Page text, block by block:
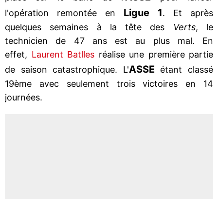
l'opération remontée en Ligue 1. Et après
quelques semaines à la tête des
Verts, le
technicien de 47 ans est au plus mal. En
effet, Laurent Batlles réalise une première partie
de saison catastrophique. L'ASSE étant classé
19ème avec seulement trois victoires en 14
journées.